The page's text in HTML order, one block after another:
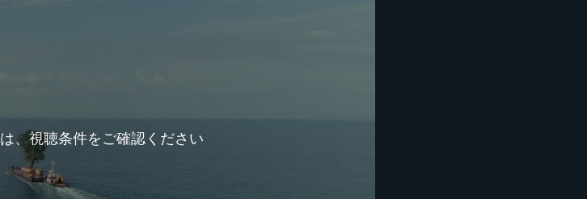
、視聴条件をご確認ください